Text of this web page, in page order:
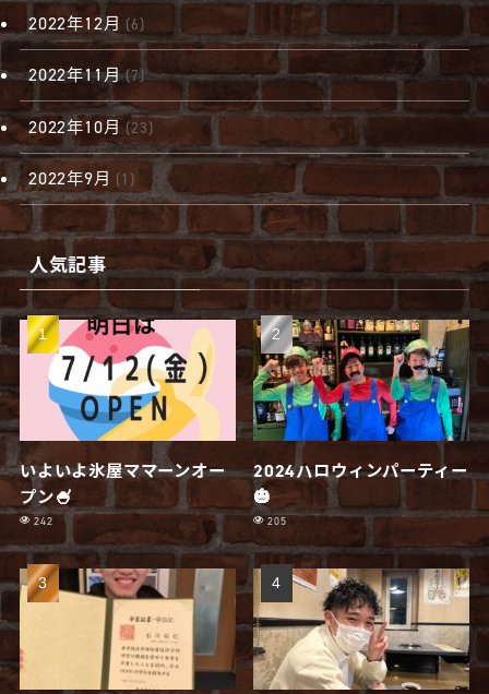
2022年12月 (6)
2022年11月(7)
2022年10月(23)
2022年9月 (1)
人気記事
いよいよ氷屋ママーンオー
プン🍧
242
2024ハロウィンパーティー
🎃
205